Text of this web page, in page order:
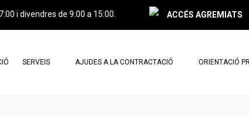
i divendres de 9:00 a 15:00. ACCÉS AGREMIATS
SERVEIS AJUDES A LA CONTRACTACIÓ ORIENTACIÓ